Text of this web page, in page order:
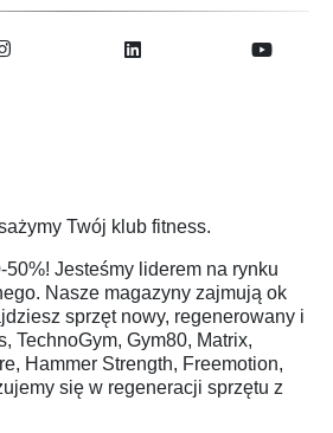
Twój klub fitness.
Jesteśmy liderem na rynku
Nasze magazyny zajmują ok
sprzęt nowy, regenerowany i
TechnoGym, Gym80, Matrix,
Hammer Strength, Freemotion,
się w regeneracji sprzętu z